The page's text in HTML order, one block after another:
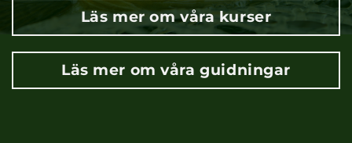
Läs mer om våra kurser
Läs mer om våra guidningar